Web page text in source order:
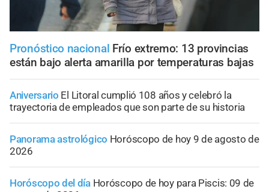
Pronóstico nacional Frío extremo: 13 provincias
están bajo alerta amarilla por temperaturas bajas
Aniversario El Litoral cumplió 108 años y celebró la
trayectoria de empleados que son parte de su historia
Panorama astrológico Horóscopo de hoy 9 de agosto de
2026
Horóscopo del día Horóscopo de hoy para Piscis: 09 de